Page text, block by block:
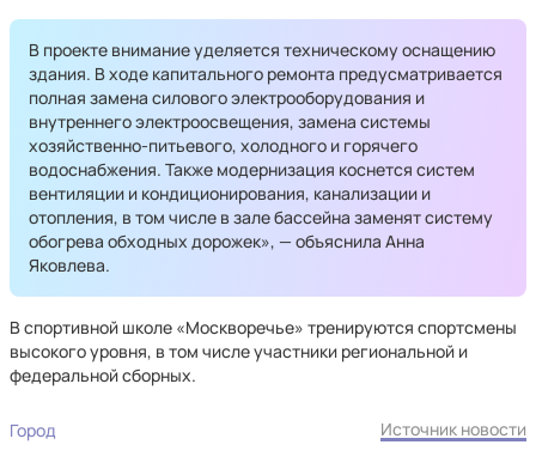
В проекте внимание уделяется техническому оснащению
здания. В ходе капитального ремонта предусматривается
полная замена силового электрооборудования и
внутреннего электроосвещения, замена системы
хозяйственно-питьевого, холодного и горячего
водоснабжения. Также модернизация коснется систем
вентиляции и кондиционирования, канализации и
отопления, в том числе в зале бассейна заменят систему
обогрева обходных дорожек», — объяснила Анна
Яковлева.
В спортивной школе «Москворечье» тренируются спортсмены
высокого уровня, в том числе участники региональной и
федеральной сборных.
Город Источник новости